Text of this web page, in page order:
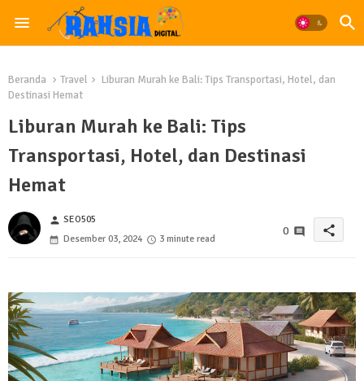
Beranda Travel
Liburan Murah ke Bali: Tips Transportasi, Hotel, dan
Destinasi Hemat
Liburan Murah ke Bali: Tips
Transportasi, Hotel, dan Destinasi
Hemat
person SEO505
Desember 03, 2024
3 minute read
0 share